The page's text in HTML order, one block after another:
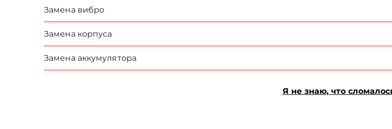
Замена вибро
Замена корпуса
Замена аккумулятора
Я не знаю, что